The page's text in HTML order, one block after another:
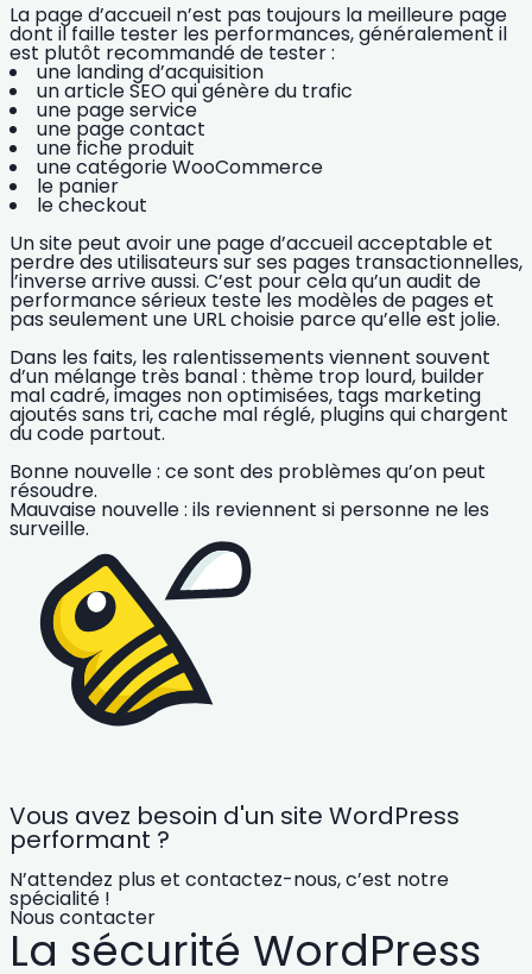
La page d’accueil n’est pas toujours la meilleure page
dont il faille tester les performances, généralement il
est plutôt recommandé de tester :
une landing d’acquisition
un article SEO qui génère du trafic
une page service
une page contact
une fiche produit
une catégorie WooCommerce
le panier
le checkout
Un site peut avoir une page d’accueil acceptable et
perdre des utilisateurs sur ses pages transactionnelles,
l’inverse arrive aussi. C’est pour cela qu’un audit de
performance sérieux teste les modèles de pages et
pas seulement une URL choisie parce qu’elle est jolie.
Dans les faits, les ralentissements viennent souvent
d’un mélange très banal : thème trop lourd, builder
mal cadré, images non optimisées, tags marketing
ajoutés sans tri, cache mal réglé, plugins qui chargent
du code partout.
Bonne nouvelle : ce sont des problèmes qu’on peut
résoudre.
Mauvaise nouvelle : ils reviennent si personne ne les
surveille.
Vous avez besoin d'un site WordPress
performant ?
N’attendez plus et contactez-nous, c’est notre
spécialité !
Nous contacter
La sécurité WordPress